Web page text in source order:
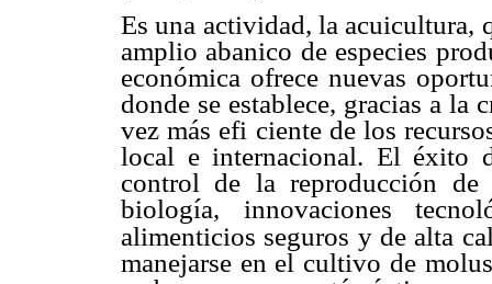
Es una actividad, la acuicultura,
amplio abanico de especies
económica ofrece nuevas
donde se establece, gracias a la
vez más efi ciente de los
local e internacional. El éxito
control de la reproducción de
biología, innovaciones
alimenticios seguros y de alta
manejarse en el cultivo de